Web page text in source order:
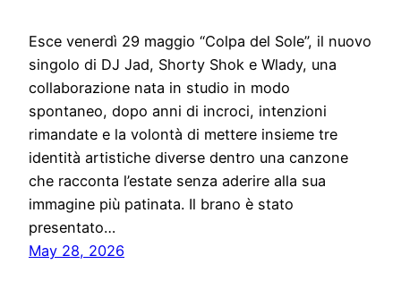
Esce venerdì 29 maggio “Colpa del Sole”, il nuovo
singolo di DJ Jad, Shorty Shok e Wlady, una
collaborazione nata in studio in modo
spontaneo, dopo anni di incroci, intenzioni
rimandate e la volontà di mettere insieme tre
identità artistiche diverse dentro una canzone
che racconta l’estate senza aderire alla sua
immagine più patinata. Il brano è stato
presentato…
May 28, 2026